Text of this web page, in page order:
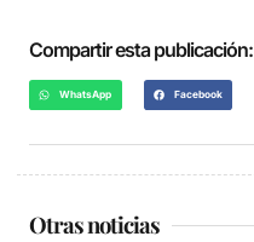
Compartir esta publicación:
WhatsApp Facebook
Otras noticias